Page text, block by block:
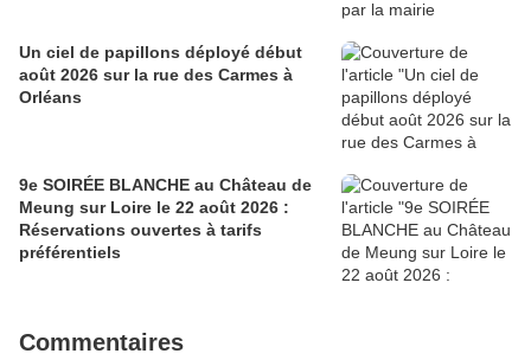
Un ciel de papillons déployé début
août 2026 sur la rue des Carmes à
Orléans
9e SOIRÉE BLANCHE au Château de
Meung sur Loire le 22 août 2026 :
Réservations ouvertes à tarifs
préférentiels
Commentaires